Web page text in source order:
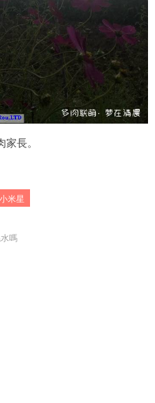
長。
小米星
嗎